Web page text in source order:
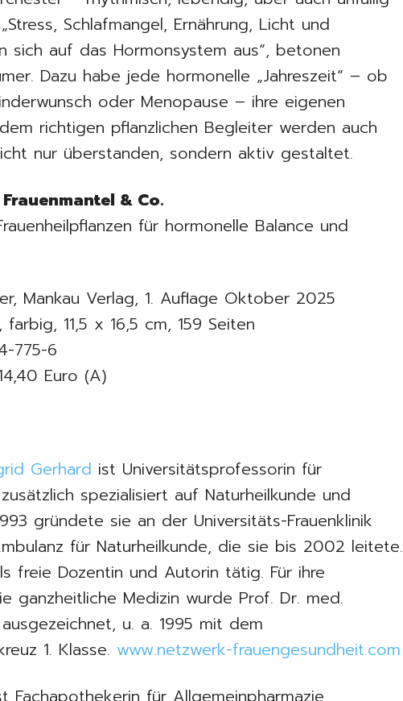
Schlafmangel, Ernährung, Licht und
sich auf das Hormonsystem aus“, betonen
Dazu habe jede hormonelle „Jahreszeit“ – ob
oder Menopause – ihre eigenen
richtigen pflanzlichen Begleiter werden auch
nur überstanden, sondern aktiv gestaltet.
& Co.
für hormonelle Balance und
Mankau Verlag, 1. Auflage Oktober 2025
11,5 x 16,5 cm, 159 Seiten
775-6
Euro (A)
Gerhard ist Universitätsprofessorin für
spezialisiert auf Naturheilkunde und
gründete sie an der Universitäts-Frauenklinik
für Naturheilkunde, die sie bis 2002 leitete.
freie Dozentin und Autorin tätig. Für ihre
ganzheitliche Medizin wurde Prof. Dr. med.
u. a. 1995 mit dem
1. Klasse. www.netzwerk-frauengesundheit.com
Fachapothekerin für Allgemeinpharmazie,